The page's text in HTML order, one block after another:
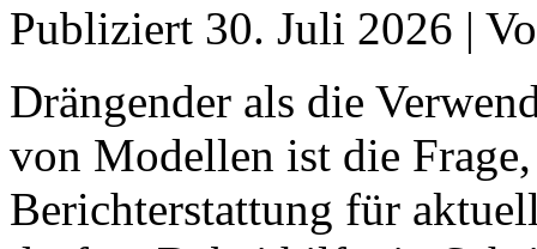
Publiziert 30. Juli 2026 |
Drängender als die
von Modellen ist die
Berichterstattung für